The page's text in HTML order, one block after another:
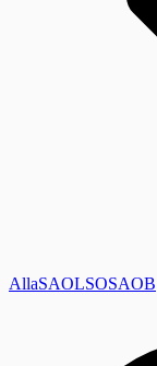
AllaSAOLSOSAOB